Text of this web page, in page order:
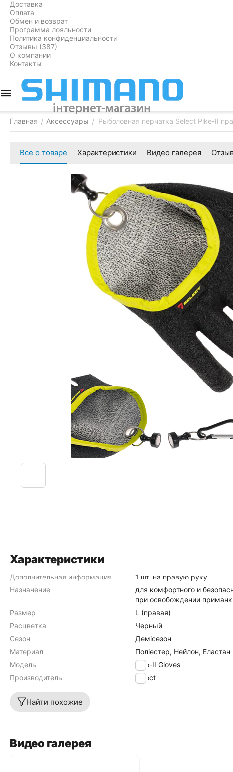
Доставка
Оплата
Обмен и возврат
Программа лояльности
Политика конфиденциальности
Отзывы (387)
О компании
Контакты
Главная / Аксессуары / Рыболовная перчатка Select Pike-II
Все о товаре Характеристики Видео галерея
Характеристики
Дополнительная информация
1 шт. на правую руку
Назначение
для комфортного и
при освобождении
Размер
L (правая)
Расцветка
Черный
Сезон
Демісезон
Материал
Поліестер, Нейлон, Еластан
Модель
Pike-II Gloves
Производитель
Select
Найти похожие
Видео галерея